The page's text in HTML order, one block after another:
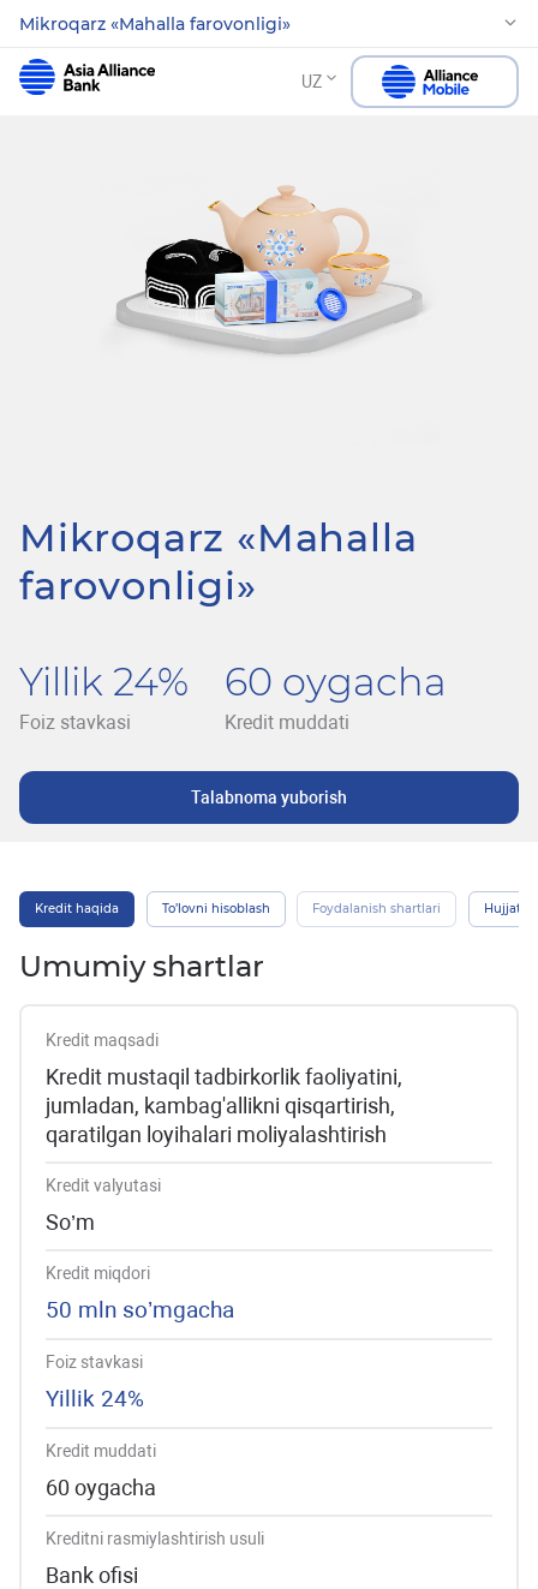
Mikroqarz «Mahalla farovonligi»
UZ
Mikroqarz «Mahalla
farovonligi»
Yillik 24%
Foiz stavkasi
60 oygacha
Kredit muddati
Talabnoma yuborish
Kredit haqida To’lovni hisoblash Foydalanish shartlari Hujjatlar
Umumiy shartlar
Kredit maqsadi
Kredit mustaqil tadbirkorlik faoliyatini,
jumladan, kambag'allikni qisqartirish,
qaratilgan loyihalari moliyalashtirish
Kredit valyutasi
So’m
Kredit miqdori
50 mln so’mgacha
Foiz stavkasi
Yillik 24%
Kredit muddati
60 oygacha
Kreditni rasmiylashtirish usuli
Bank ofisi